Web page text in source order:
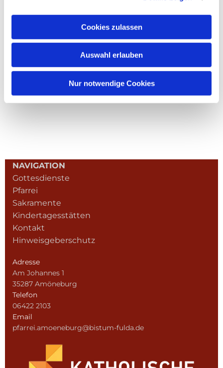
Cookies zulassen
Auswahl erlauben
Nur notwendige Cookies
NAVIGATION
Gottesdienste
Pfarrei
Sakramente
Kindertagesstätten
Kontakt
Hinweisgeberschutz
Adresse
Am Johannes 1
35287 Amöneburg
Telefon
06422 2103
Email
pfarrei.amoeneburg@bistum-fulda.de